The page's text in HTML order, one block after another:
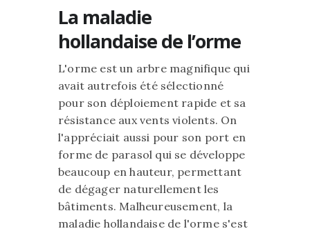
La maladie
hollandaise de l’orme
L'orme est un arbre magnifique qui
avait autrefois été sélectionné
pour son déploiement rapide et sa
résistance aux vents violents. On
l'appréciait aussi pour son port en
forme de parasol qui se développe
beaucoup en hauteur, permettant
de dégager naturellement les
bâtiments. Malheureusement, la
maladie hollandaise de l'orme s'est